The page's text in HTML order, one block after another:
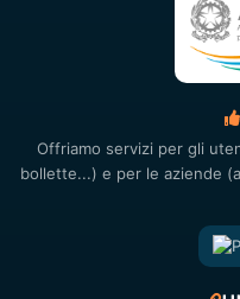
Offriamo servizi per gli
bollette...) e per le aziende